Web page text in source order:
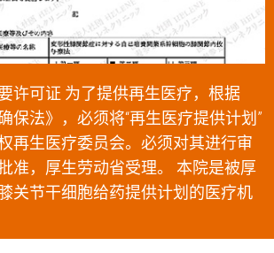
许可证 为了提供再生医疗，根据
保法》，必须将“再生医疗提供计划”
再生医疗委员会。必须对其进行审
准，厚生劳动省受理。 本院是被厚
关节干细胞给药提供计划的医疗机